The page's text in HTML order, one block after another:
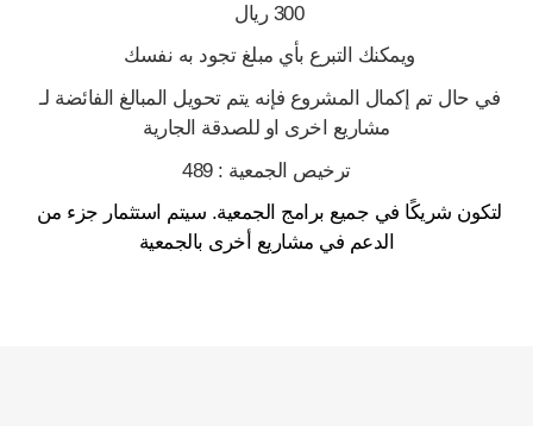
300 ريال
ويمكنك التبرع بأي مبلغ تجود به نفسك
في حال تم إكمال المشروع فإنه يتم تحويل المبالغ الفائضة لـ
مشاريع اخرى او للصدقة الجارية
ترخيص الجمعية : 489
الدعم في مشاريع أخرى بالجمعية